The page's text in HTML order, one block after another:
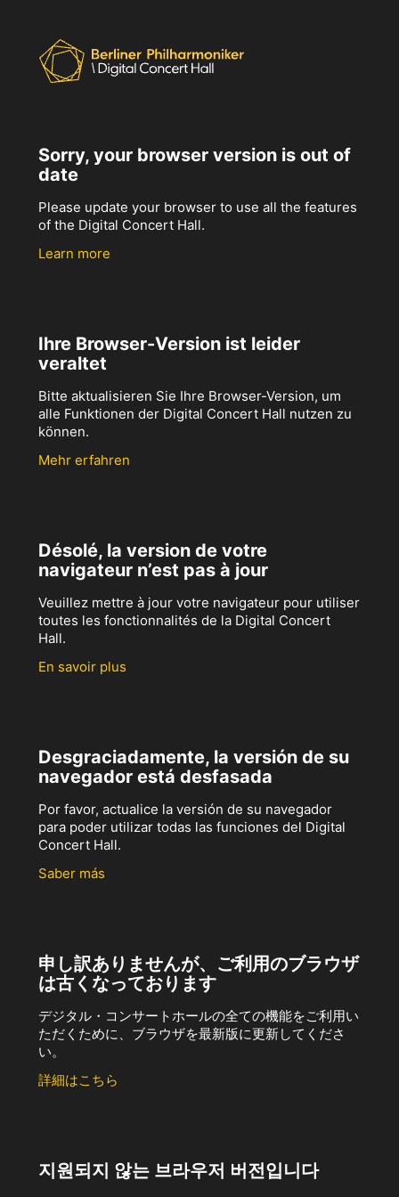
Sorry, your browser version is out of
date
Please update your browser to use all the features
of the Digital Concert Hall.
Learn more
Ihre Browser-Version ist leider
veraltet
Bitte aktualisieren Sie Ihre Browser-Version, um
alle Funktionen der Digital Concert Hall nutzen zu
können.
Mehr erfahren
Désolé, la version de votre
navigateur n’est pas à jour
Veuillez mettre à jour votre navigateur pour utiliser
toutes les fonctionnalités de la Digital Concert
Hall.
En savoir plus
Desgraciadamente, la versión de su
navegador está desfasada
Por favor, actualice la versión de su navegador
para poder utilizar todas las funciones del Digital
Concert Hall.
Saber más
申し訳ありませんが、ご利用のブラウザ
は古くなっております
デジタル・コンサートホールの全ての機能をご利用い
ただくために、ブラウザを最新版に更新してくださ
い。
詳細はこちら
지원되지 않는 브라우저 버전입니다